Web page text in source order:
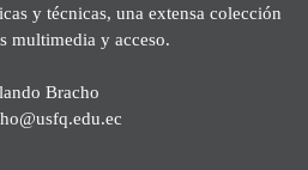
y técnicas, una extensa colección
multimedia y acceso.
Bracho